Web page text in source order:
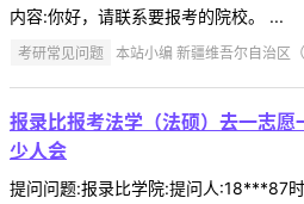
内容:你好，请联系要报考的院校。 ...
考研常见问题 本站小编 新疆维吾尔自治区
报录比报考法学（法硕）去一志
少人会
提问问题:报录比学院:提问人:18***87